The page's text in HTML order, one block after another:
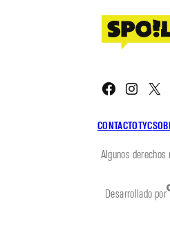
CONTACTOTYC
Algunos derechos
Desarrollado por